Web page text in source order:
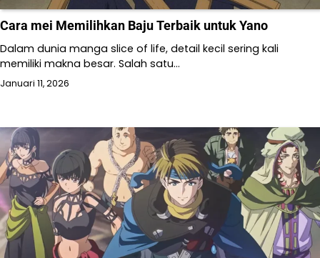
Cara mei Memilihkan Baju Terbaik untuk Yano
Dalam dunia manga slice of life, detail kecil sering kali
memiliki makna besar. Salah satu…
Januari 11, 2026